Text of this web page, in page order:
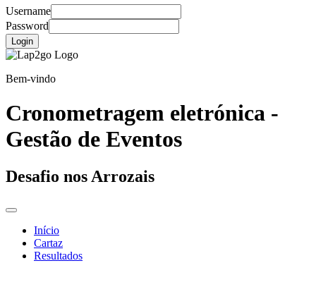
Username
Password
Login
Bem-vindo
Cronometragem eletrónica -
Gestão de Eventos
Desafio nos Arrozais
Início
Cartaz
Resultados